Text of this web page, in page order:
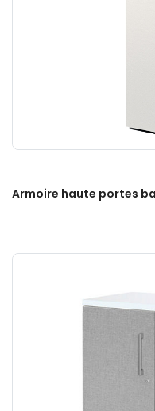
Armoire haute portes